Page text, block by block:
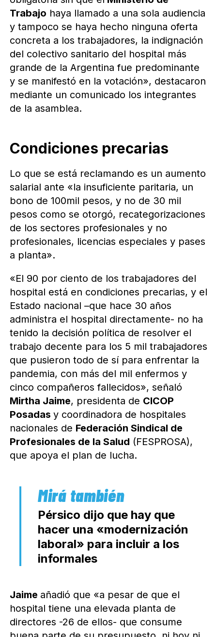
Trabajo haya llamado a una sola audiencia
y tampoco se haya hecho ninguna oferta
concreta a los trabajadores, la indignación
del colectivo sanitario del hospital más
grande de la Argentina fue predominante
y se manifestó en la votación», destacaron
mediante un comunicado los integrantes
de la asamblea.
Condiciones precarias
Lo que se está reclamando es un aumento
salarial ante «la insuficiente paritaria, un
bono de 100mil pesos, y no de 30 mil
pesos como se otorgó, recategorizaciones
de los sectores profesionales y no
profesionales, licencias especiales y pases
a planta».
«El 90 por ciento de los trabajadores del
hospital está en condiciones precarias, y el
Estado nacional –que hace 30 años
administra el hospital directamente- no ha
tenido la decisión política de resolver el
trabajo decente para los 5 mil trabajadores
que pusieron todo de sí para enfrentar la
pandemia, con más del mil enfermos y
cinco compañeros fallecidos», señaló
Mirtha Jaime, presidenta de CICOP
Posadas y coordinadora de hospitales
nacionales de Federación Sindical de
Profesionales de la Salud (FESPROSA),
que apoya el plan de lucha.
Pérsico dijo que hay que
hacer una «modernización
laboral» para incluir a los
informales
Jaime añadió que «a pesar de que el
hospital tiene una elevada planta de
directores -26 de ellos- que consume